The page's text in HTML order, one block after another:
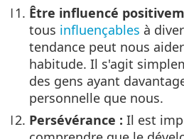
Être influencé
tous influençables à
tendance peut nous
habitude. Il s'agit
des gens ayant
personnelle que nous.
Persévérance : Il est